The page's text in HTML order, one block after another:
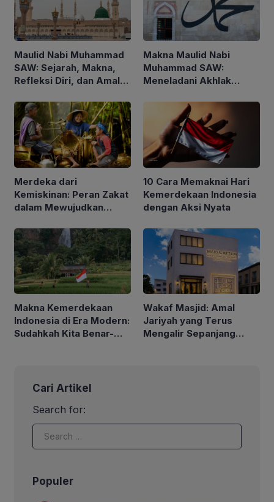
Maulid Nabi Muhammad
SAW: Sejarah, Makna,
Refleksi Diri, dan Amalan
Makna Maulid Nabi
Muhammad SAW:
Meneladani Akhlak
Kehidupan Sehari-hari
Merdeka dari
Kemiskinan: Peran Zakat
dalam Mewujudkan
Sejahtera
10 Cara Memaknai Hari
Kemerdekaan Indonesia
dengan Aksi Nyata
Makna Kemerdekaan
Indonesia di Era Modern:
Sudahkah Kita Benar-
Wakaf Masjid: Amal
Jariyah yang Terus
Mengalir Sepanjang
Cari Artikel
Search for:
Populer